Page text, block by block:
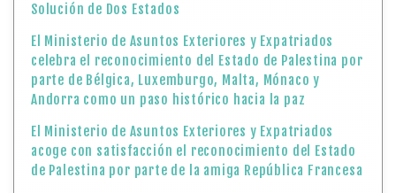
Solución de Dos Estados
El Ministerio de Asuntos Exteriores y Expatriados
celebra el reconocimiento del Estado de Palestina por
parte de Bélgica, Luxemburgo, Malta, Mónaco y
Andorra como un paso histórico hacia la paz
El Ministerio de Asuntos Exteriores y Expatriados
acoge con satisfacción el reconocimiento del Estado
de Palestina por parte de la amiga República Francesa